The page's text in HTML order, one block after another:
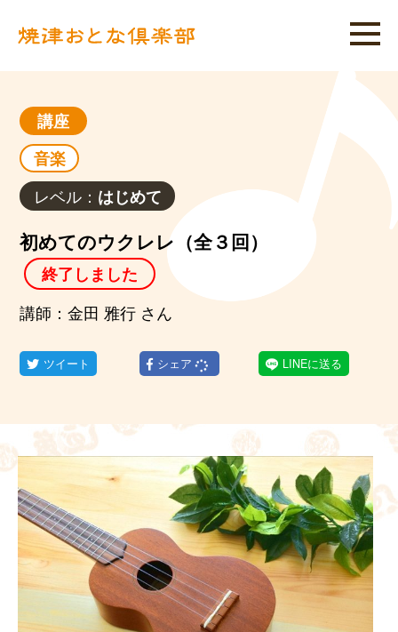
講座
音楽
レベル： はじめて
初めてのウクレレ（全３回）
終了しました
講師：金田 雅行 さん
ツイート シェア LINEに送る